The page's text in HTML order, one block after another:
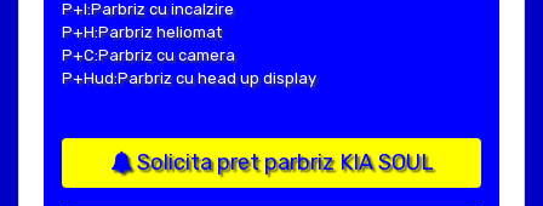
P+I:Parbriz cu incalzire
P+H:Parbriz heliomat
P+C:Parbriz cu camera
P+Hud:Parbriz cu head up display
Solicita pret parbriz KIA SOUL